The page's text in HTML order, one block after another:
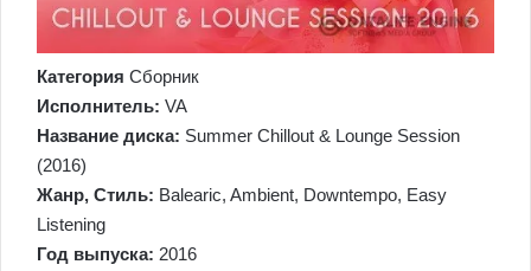
Категория Сборник
Исполнитель: VA
Название диска: Summer Chillout & Lounge Session
(2016)
Жанр, Стиль: Balearic, Ambient, Downtempo, Easy
Listening
Год выпуска: 2016